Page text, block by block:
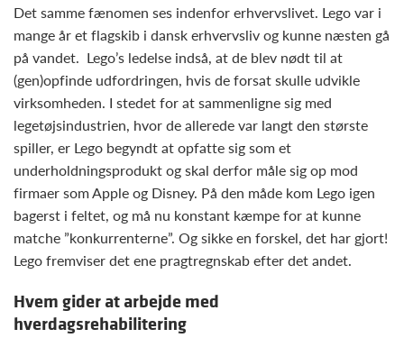
Det samme fænomen ses indenfor erhvervslivet. Lego var i
mange år et flagskib i dansk erhvervsliv og kunne næsten gå
på vandet. Lego’s ledelse indså, at de blev nødt til at
(gen)opfinde udfordringen, hvis de forsat skulle udvikle
virksomheden. I stedet for at sammenligne sig med
legetøjsindustrien, hvor de allerede var langt den største
spiller, er Lego begyndt at opfatte sig som et
underholdningsprodukt og skal derfor måle sig op mod
firmaer som Apple og Disney. På den måde kom Lego igen
bagerst i feltet, og må nu konstant kæmpe for at kunne
matche ”konkurrenterne”. Og sikke en forskel, det har gjort!
Lego fremviser det ene pragtregnskab efter det andet.
Hvem gider at arbejde med
hverdagsrehabilitering